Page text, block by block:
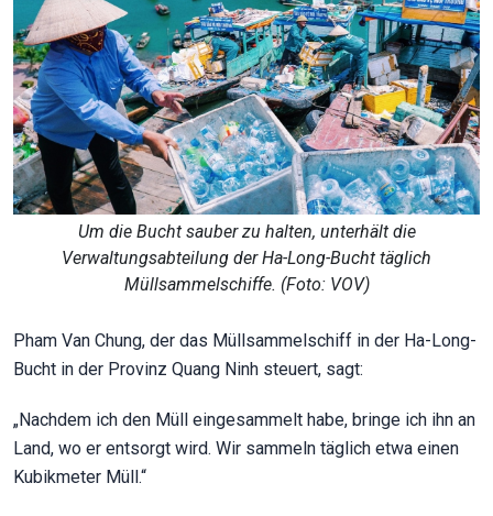
Um die Bucht sauber zu halten, unterhält die
Verwaltungsabteilung der Ha-Long-Bucht täglich
Müllsammelschiffe. (Foto: VOV)
Pham Van Chung, der das Müllsammelschiff in der Ha-Long-
Bucht in der Provinz Quang Ninh steuert, sagt:
„Nachdem ich den Müll eingesammelt habe, bringe ich ihn an
Land, wo er entsorgt wird. Wir sammeln täglich etwa einen
Kubikmeter Müll.“